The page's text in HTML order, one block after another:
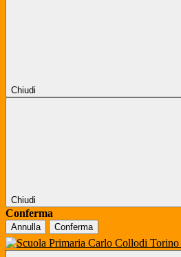
Chiudi
Chiudi
Conferma
Annulla Conferma